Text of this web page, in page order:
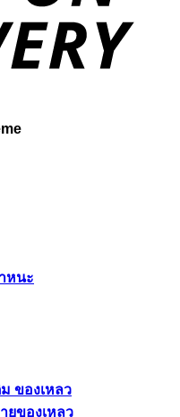
หนะ
ของเหลว
ยของเหลว